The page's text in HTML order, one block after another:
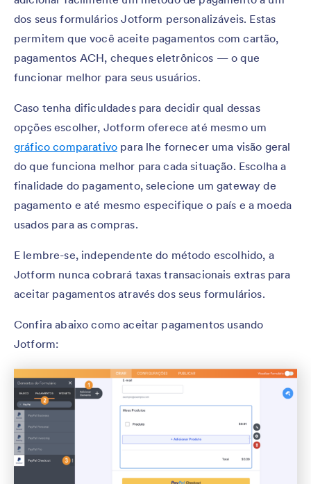
dos seus formulários Jotform personalizáveis. Estas
permitem que você aceite pagamentos com cartão,
pagamentos ACH, cheques eletrônicos — o que
funcionar melhor para seus usuários.
Caso tenha dificuldades para decidir qual dessas
opções escolher, Jotform oferece até mesmo um
gráfico comparativo para lhe fornecer uma visão geral
do que funciona melhor para cada situação. Escolha a
finalidade do pagamento, selecione um gateway de
pagamento e até mesmo especifique o país e a moeda
usados para as compras.
E lembre-se, independente do método escolhido, a
Jotform nunca cobrará taxas transacionais extras para
aceitar pagamentos através dos seus formulários.
Confira abaixo como aceitar pagamentos usando
Jotform: